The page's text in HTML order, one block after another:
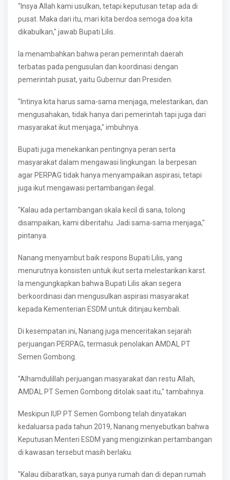
"Insya Allah kami usulkan, tetapi keputusan tetap ada di
pusat. Maka dari itu, mari kita berdoa semoga doa kita
dikabulkan," jawab Bupati Lilis.
Ia menambahkan bahwa peran pemerintah daerah
terbatas pada pengusulan dan koordinasi dengan
pemerintah pusat, yaitu Gubernur dan Presiden.
"Intinya kita harus sama-sama menjaga, melestarikan, dan
mengusahakan, tidak hanya dari pemerintah tapi juga dari
masyarakat ikut menjaga," imbuhnya.
Bupati juga menekankan pentingnya peran serta
masyarakat dalam mengawasi lingkungan. Ia berpesan
agar PERPAG tidak hanya menyampaikan aspirasi, tetapi
juga ikut mengawasi pertambangan ilegal.
"Kalau ada pertambangan skala kecil di sana, tolong
disampaikan, kami diberitahu. Jadi sama-sama menjaga,"
pintanya.
Nanang menyambut baik respons Bupati Lilis, yang
menurutnya konsisten untuk ikut serta melestarikan karst.
Ia mengungkapkan bahwa Bupati Lilis akan segera
berkoordinasi dan mengusulkan aspirasi masyarakat
kepada Kementerian ESDM untuk ditinjau kembali.
Di kesempatan ini, Nanang juga menceritakan sejarah
perjuangan PERPAG, termasuk penolakan AMDAL PT
Semen Gombong.
"Alhamdulillah perjuangan masyarakat dan restu Allah,
AMDAL PT Semen Gombong ditolak saat itu," tambahnya.
Meskipun IUP PT Semen Gombong telah dinyatakan
kedaluarsa pada tahun 2019, Nanang menyebutkan bahwa
Keputusan Menteri ESDM yang mengizinkan pertambangan
di kawasan tersebut masih berlaku.
"Kalau diibaratkan, saya punya rumah dan di depan rumah